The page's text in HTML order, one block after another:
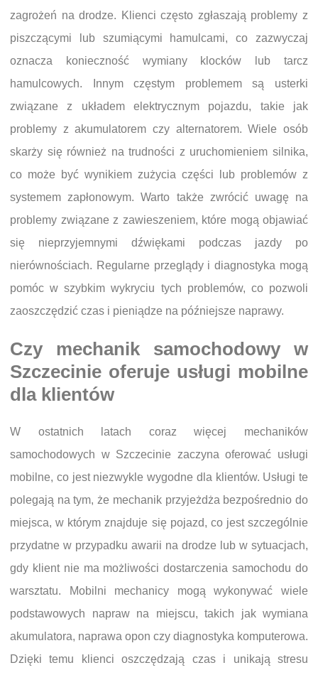
zagrożeń na drodze. Klienci często zgłaszają problemy z
piszczącymi lub szumiącymi hamulcami, co zazwyczaj
oznacza konieczność wymiany klocków lub tarcz
hamulcowych. Innym częstym problemem są usterki
związane z układem elektrycznym pojazdu, takie jak
problemy z akumulatorem czy alternatorem. Wiele osób
skarży się również na trudności z uruchomieniem silnika,
co może być wynikiem zużycia części lub problemów z
systemem zapłonowym. Warto także zwrócić uwagę na
problemy związane z zawieszeniem, które mogą objawiać
się nieprzyjemnymi dźwiękami podczas jazdy po
nierównościach. Regularne przeglądy i diagnostyka mogą
pomóc w szybkim wykryciu tych problemów, co pozwoli
zaoszczędzić czas i pieniądze na późniejsze naprawy.
Czy mechanik samochodowy w
Szczecinie oferuje usługi mobilne
dla klientów
W ostatnich latach coraz więcej mechaników
samochodowych w Szczecinie zaczyna oferować usługi
mobilne, co jest niezwykle wygodne dla klientów. Usługi te
polegają na tym, że mechanik przyjeżdża bezpośrednio do
miejsca, w którym znajduje się pojazd, co jest szczególnie
przydatne w przypadku awarii na drodze lub w sytuacjach,
gdy klient nie ma możliwości dostarczenia samochodu do
warsztatu. Mobilni mechanicy mogą wykonywać wiele
podstawowych napraw na miejscu, takich jak wymiana
akumulatora, naprawa opon czy diagnostyka komputerowa.
Dzięki temu klienci oszczędzają czas i unikają stresu